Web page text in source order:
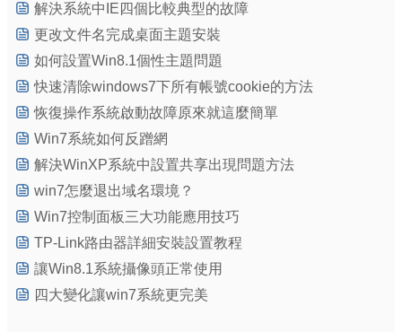
解決系統中IE四個比較典型的故障
更改文件名完成桌面主題安裝
如何設置Win8.1個性主題問題
快速清除windows7下所有帳號cookie的方法
恢復操作系統啟動故障原來就這麼簡單
Win7系統如何反蹭網
解決WinXP系統中設置共享出現問題方法
win7怎麼退出域名環境？
Win7控制面板三大功能應用技巧
TP-Link路由器詳細安裝設置教程
讓Win8.1系統攝像頭正常使用
四大變化讓win7系統更完美